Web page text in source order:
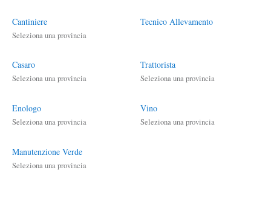
Cantiniere
Seleziona una provincia
Casaro
Seleziona una provincia
Enologo
Seleziona una provincia
Manutenzione Verde
Seleziona una provincia
Tecnico Allevamento
Trattorista
Seleziona una provincia
Vino
Seleziona una provincia